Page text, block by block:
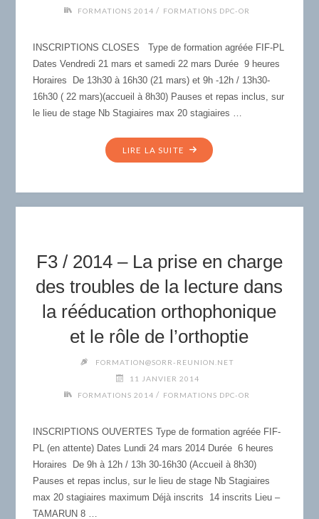
FORMATIONS 2014 / FORMATIONS DPC-OR
INSCRIPTIONS CLOSES Type de formation agréée FIF-PL
Dates Vendredi 21 mars et samedi 22 mars Durée 9 heures
Horaires De 13h30 à 16h30 (21 mars) et 9h -12h / 13h30-
16h30 ( 22 mars)(accueil à 8h30) Pauses et repas inclus, sur
le lieu de stage Nb Stagiaires max 20 stagiaires …
LIRE LA SUITE "F2
L’ORTHOGRAPHE
LEXICALE
L’ENFANT,
L’ADOLESCENT
L’ADULTE"
F3 / 2014 – La prise en charge
des troubles de la lecture dans
la rééducation orthophonique
et le rôle de l’orthoptie
FORMATION@SORR-REUNION.NET
11 JANVIER 2014
FORMATIONS 2014 / FORMATIONS DPC-OR
INSCRIPTIONS OUVERTES Type de formation agréée FIF-
PL (en attente) Dates Lundi 24 mars 2014 Durée 6 heures
Horaires De 9h à 12h / 13h 30-16h30 (Accueil à 8h30)
Pauses et repas inclus, sur le lieu de stage Nb Stagiaires
max 20 stagiaires maximum Déjà inscrits 14 inscrits Lieu –
TAMARUN 8 …